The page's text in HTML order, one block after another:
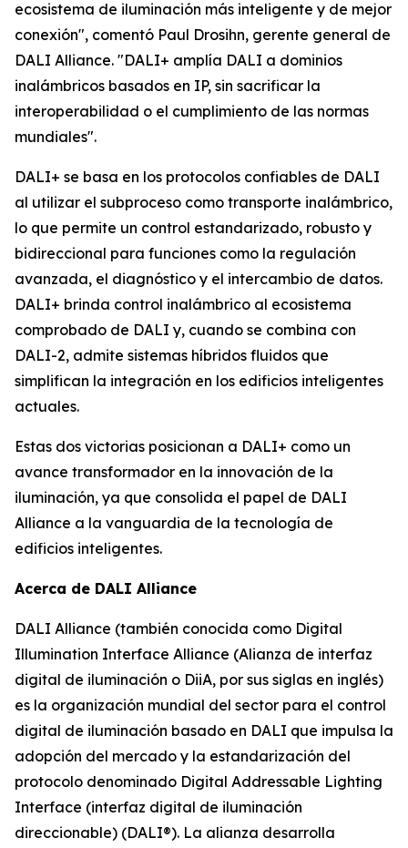
ecosistema de iluminación más inteligente y de mejor
conexión", comentó Paul Drosihn, gerente general de
DALI Alliance. "DALI+ amplía DALI a dominios
inalámbricos basados en IP, sin sacrificar la
interoperabilidad o el cumplimiento de las normas
mundiales".
DALI+ se basa en los protocolos confiables de DALI
al utilizar el subproceso como transporte inalámbrico,
lo que permite un control estandarizado, robusto y
bidireccional para funciones como la regulación
avanzada, el diagnóstico y el intercambio de datos.
DALI+ brinda control inalámbrico al ecosistema
comprobado de DALI y, cuando se combina con
DALI-2, admite sistemas híbridos fluidos que
simplifican la integración en los edificios inteligentes
actuales.
Estas dos victorias posicionan a DALI+ como un
avance transformador en la innovación de la
iluminación, ya que consolida el papel de DALI
Alliance a la vanguardia de la tecnología de
edificios inteligentes.
Acerca de DALI Alliance
DALI Alliance (también conocida como Digital
Illumination Interface Alliance (Alianza de interfaz
digital de iluminación o DiiA, por sus siglas en inglés)
es la organización mundial del sector para el control
digital de iluminación basado en DALI que impulsa la
adopción del mercado y la estandarización del
protocolo denominado Digital Addressable Lighting
Interface (interfaz digital de iluminación
direccionable) (DALI®). La alianza desarrolla